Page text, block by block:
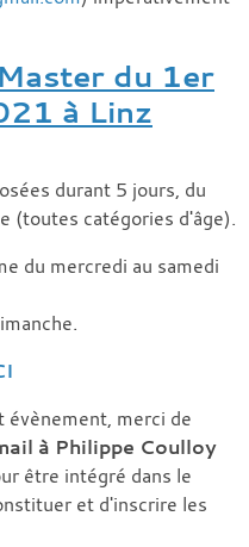
du 1er
à Linz
durant 5 jours, du
(toutes catégories d'âge).
du mercredi au samedi
évènement, merci de
à Philippe Coulloy
être intégré dans le
et d'inscrire les